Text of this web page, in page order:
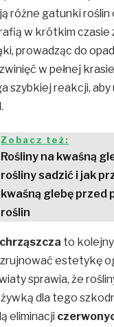
różne gatunki roślin
w krótkim czasie
prowadząc do
w pełnej
szybkiej reakcji, aby
Zobacz też:
Rośliny na kwaśną
rośliny sadzić i jak
kwaśną glebę przed
roślin
to
estetykę
sprawia, że
dla tego
eliminacji